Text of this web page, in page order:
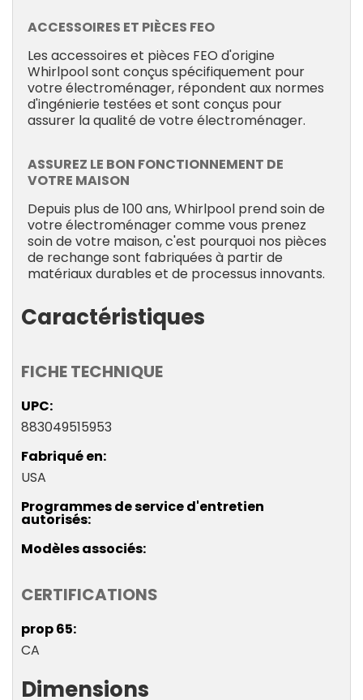
ACCESSOIRES ET PIÈCES FEO
Les accessoires et pièces FEO d'origine
Whirlpool sont conçus spécifiquement pour
votre électroménager, répondent aux normes
d'ingénierie testées et sont conçus pour
assurer la qualité de votre électroménager.
ASSUREZ LE BON FONCTIONNEMENT DE
VOTRE MAISON
Depuis plus de 100 ans, Whirlpool prend soin de
votre électroménager comme vous prenez
soin de votre maison, c'est pourquoi nos pièces
de rechange sont fabriquées à partir de
matériaux durables et de processus innovants.
Caractéristiques
FICHE TECHNIQUE
UPC
883049515953
Fabriqué en
USA
Programmes de service d'entretien
autorisés
Modèles associés
CERTIFICATIONS
prop 65
CA
Dimensions